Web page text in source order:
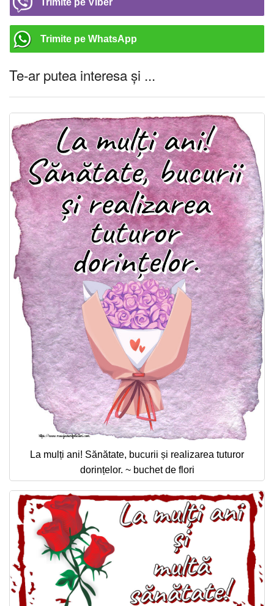
Trimite pe Viber
Trimite pe WhatsApp
Te-ar putea interesa și ...
La mulți ani! Sănătate, bucurii și realizarea tuturor
dorințelor. ~ buchet de flori